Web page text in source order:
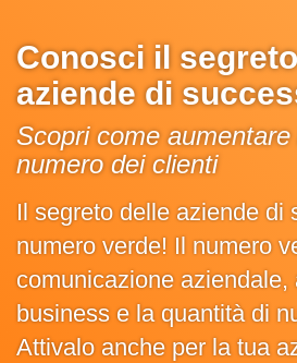
Conosci il
aziende di
Scopri come
numero dei clienti
Il segreto delle aziende di
numero verde! Il numero
comunicazione aziendale,
business e la quantità di
Attivalo anche per la tua